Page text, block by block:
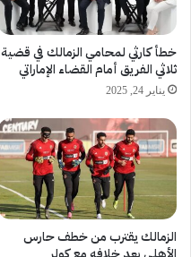
خطأ كارثي لمحامي الزمالك في قضية
ثلاثي الفريق أمام القضاء الإماراتي
يناير 24, 2025
الزمالك يقترب من خطف حارس